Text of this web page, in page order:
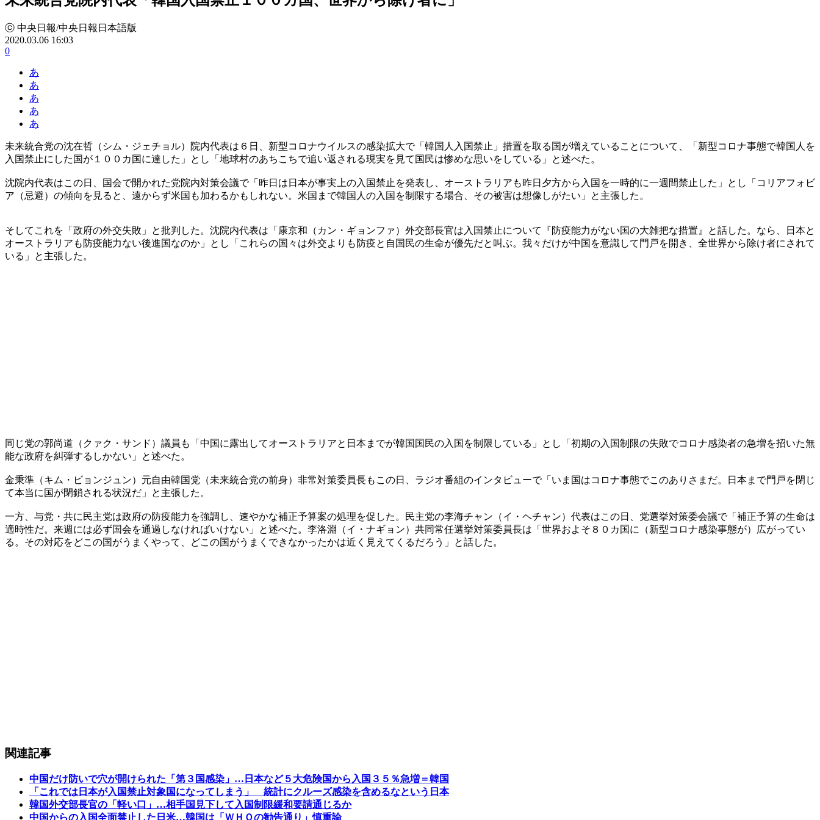
ⓒ 中央日報/中央日報日本語版
2020.03.06 16:03
0
あ
あ
あ
あ
あ
未来統合党の沈在哲（シム・ジェチョル）院内代表は６日、新型コロナウイルスの感染拡大で「韓国人入国禁止」措置を取る国が増えていることについて、「新型コロナ事態で韓国人を
入国禁止にした国が１００カ国に達した」とし「地球村のあちこちで追い返される現実を見て国民は惨めな思いをしている」と述べた。
沈院内代表はこの日、国会で開かれた党院内対策会議で「昨日は日本が事実上の入国禁止を発表し、オーストラリアも昨日夕方から入国を一時的に一週間禁止した」とし「コリアフォビ
ア（忌避）の傾向を見ると、遠からず米国も加わるかもしれない。米国まで韓国人の入国を制限する場合、その被害は想像しがたい」と主張した。
そしてこれを「政府の外交失敗」と批判した。沈院内代表は「康京和（カン・ギョンファ）外交部長官は入国禁止について『防疫能力がない国の大雑把な措置』と話した。なら、日本と
オーストラリアも防疫能力ない後進国なのか」とし「これらの国々は外交よりも防疫と自国民の生命が優先だと叫ぶ。我々だけが中国を意識して門戸を開き、全世界から除け者にされて
いる」と主張した。
同じ党の郭尚道（クァク・サンド）議員も「中国に露出してオーストラリアと日本までが韓国国民の入国を制限している」とし「初期の入国制限の失敗でコロナ感染者の急増を招いた無
能な政府を糾弾するしかない」と述べた。
金秉準（キム・ビョンジュン）元自由韓国党（未来統合党の前身）非常対策委員長もこの日、ラジオ番組のインタビューで「いま国はコロナ事態でこのありさまだ。日本まで門戸を閉じ
て本当に国が閉鎖される状況だ」と主張した。
一方、与党・共に民主党は政府の防疫能力を強調し、速やかな補正予算案の処理を促した。民主党の李海チャン（イ・ヘチャン）代表はこの日、党選挙対策委会議で「補正予算の生命は
適時性だ。来週には必ず国会を通過しなければいけない」と述べた。李洛淵（イ・ナギョン）共同常任選挙対策委員長は「世界およそ８０カ国に（新型コロナ感染事態が）広がってい
る。その対応をどこの国がうまくやって、どこの国がうまくできなかったかは近く見えてくるだろう」と話した。
関連記事
中国だけ防いで穴が開けられた「第３国感染」…日本など５大危険国から入国３５％急増＝韓国
「これでは日本が入国禁止対象国になってしまう」 統計にクルーズ感染を含めるなという日本
韓国外交部長官の「軽い口」…相手国見下して入国制限緩和要請通じるか
中国からの入国全面禁止した日米…韓国は「ＷＨＯの勧告通り」慎重論